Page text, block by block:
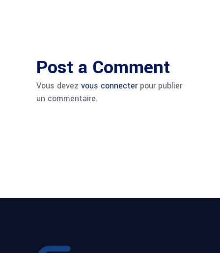
Post a Comment
Vous devez vous connecterpour publier
un commentaire.